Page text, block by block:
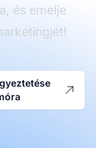
és emelje